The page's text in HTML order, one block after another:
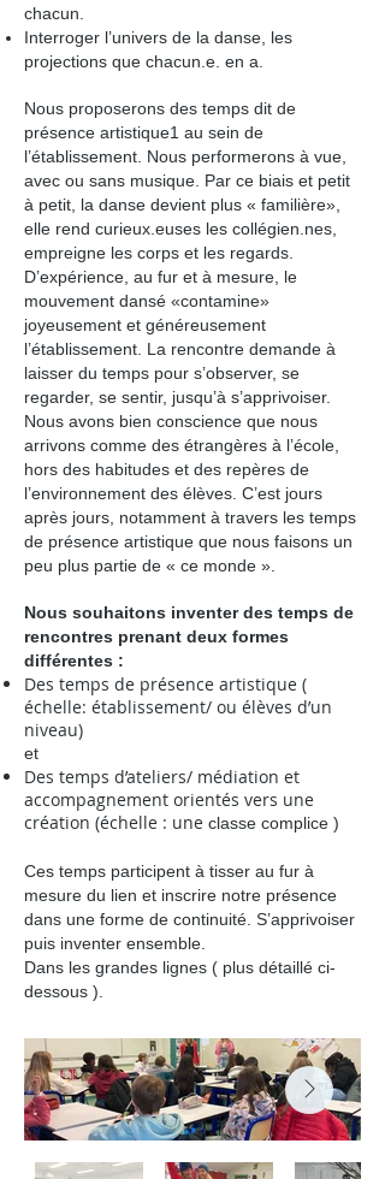
chacun.
Interroger l’univers de la danse, les
projections que chacun.e. en a.
Nous proposerons des temps dit de
présence artistique1 au sein de
l’établissement. Nous performerons à vue,
avec ou sans musique. Par ce biais et petit
à petit, la danse devient plus « familière»,
elle rend curieux.euses les collégien.nes,
empreigne les corps et les regards.
D’expérience, au fur et à mesure, le
mouvement dansé «contamine»
joyeusement et généreusement
l’établissement. La rencontre demande à
laisser du temps pour s’observer, se
regarder, se sentir, jusqu’à s’apprivoiser.
Nous avons bien conscience que nous
arrivons comme des étrangères à l’école,
hors des habitudes et des repères de
l’environnement des élèves. C’est jours
après jours, notamment à travers les temps
de présence artistique que nous faisons un
peu plus partie de « ce monde ».
Nous souhaitons inventer des temps de
rencontres prenant deux formes
différentes :
Des temps de présence artistique (
échelle: établissement/ ou élèves d’un
niveau)
et
Des temps d’ateliers/ médiation et
accompagnement orientés vers une
création (échelle : une classe complice )
Ces temps participent à tisser au fur à
mesure du lien et inscrire notre présence
dans une forme de continuité. S’apprivoiser
puis inventer ensemble.
Dans les grandes lignes ( plus détaillé ci-
dessous ).